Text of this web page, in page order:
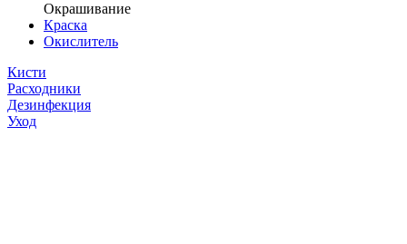
Окрашивание
Краска
Окислитель
Кисти
Расходники
Дезинфекция
Уход